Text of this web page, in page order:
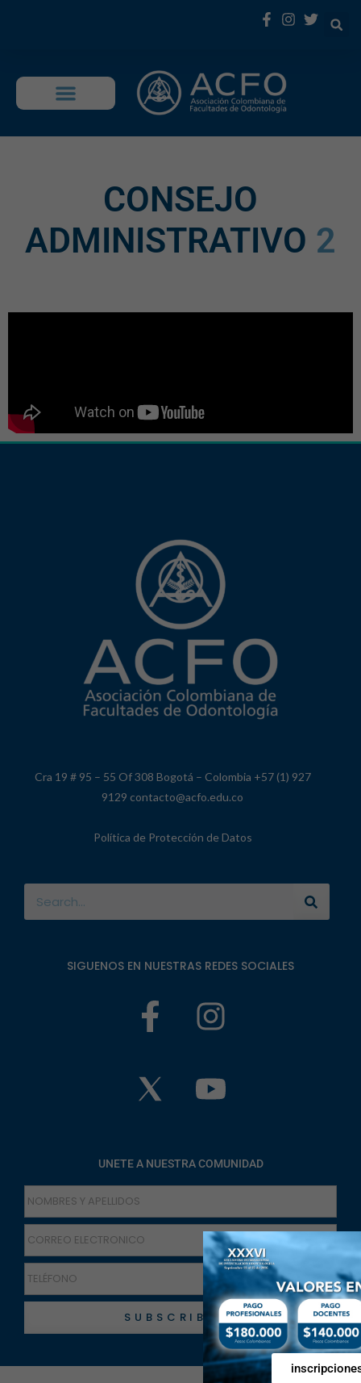
CONSEJO
ADMINISTRATIVO 20
Cra 19 # 95 – 55 Of 308 Bogotá – Colombia +57 (1) 927
9129 contacto@acfo.edu.co
Política de Protección de Datos
SIGUENOS EN NUESTRAS REDES SOCIALES
UNETE A NUESTRA COMUNIDAD
SUBSCRIBETE